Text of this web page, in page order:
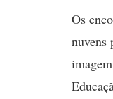
Os
nuvens